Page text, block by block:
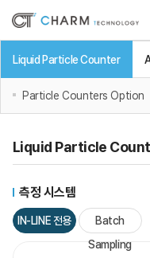
Liquid Particle Counter
Particle Counters Option
Liquid Particle
측정 시스템
IN-LINE 전용
Batch
Sampling